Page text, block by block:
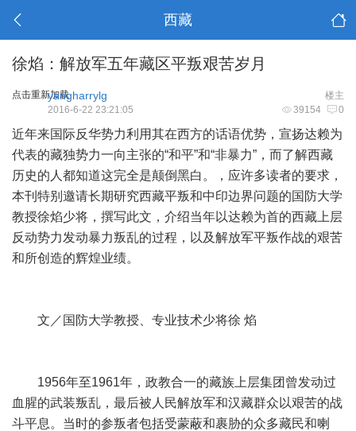
西藏
徐焰：解放军五年藏区平叛艰苦岁月
点击重新加载 楼主
yangharrylg
39154 0
2016-6-22 23:21:05
近年来国际反华势力利用其在西方的话语优势，宣扬达赖为
代表的藏独势力一向主张的“和平”和“非暴力”，而了解西藏
历史的人都知道这完全是颠倒黑白。，应许多读者的要求，
本刊特别邀请长期研究西藏平叛和中印边界问题的国防大学
教授徐焰少将，撰写此文，介绍当年以达赖为首的西藏上层
反动势力发动暴力叛乱的过程，以及解放军平叛作战的艰苦
和所创造的辉煌业绩。
文／国防大学教授、专业技术少将徐 焰
1956年至1961年，政教合一的藏族上层集团曾发动过
血腥的武装叛乱，最后被人民解放军和汉藏群众以艰苦的战
斗平息。当时的参叛者包括受蒙蔽和裹胁的众多藏民和喇